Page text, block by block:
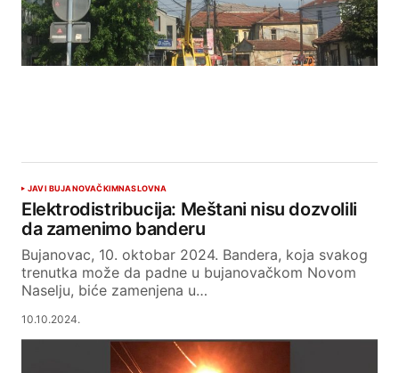
JAVI BUJANOVAČKIMNASLOVNA
Elektrodistribucija: Meštani nisu dozvolili
da zamenimo banderu
Bujanovac, 10. oktobar 2024. Bandera, koja svakog
trenutka može da padne u bujanovačkom Novom
Naselju, biće zamenjena u…
10.10.2024.